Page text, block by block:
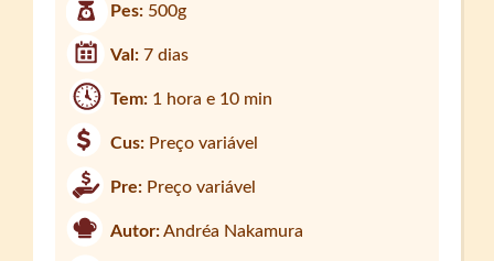
Pes: 500g
Val:7 dias
Tem: 1 hora e 10 min
Cus: Preço variável
Pre: Preço variável
Autor:Andréa Nakamura